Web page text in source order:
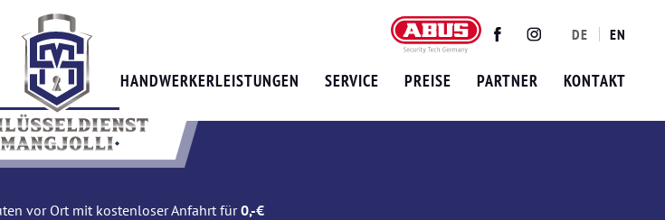
TwitterFacebookInstagram
DE EN
HANDWERKERLEISTUNGEN SERVICE PREISE PARTNER KONTAKT
vor Ort mit kostenloser Anfahrt für0,-€